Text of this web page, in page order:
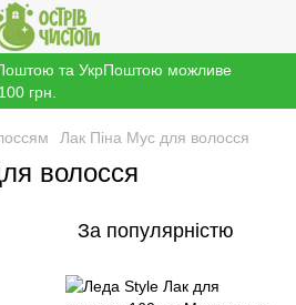
та УкрПоштою можливе
грн.
Лак Піна Мус для волосся
волосся
За популярністю